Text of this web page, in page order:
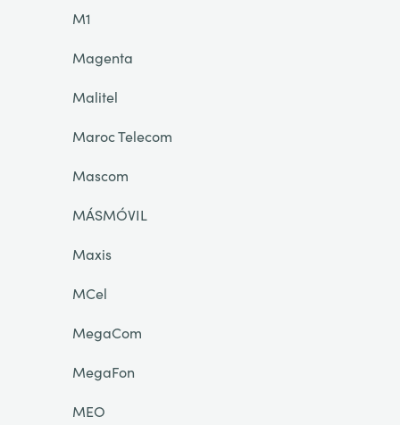
M1
Magenta
Malitel
Maroc Telecom
Mascom
MÁSMÓVIL
Maxis
MCel
MegaCom
MegaFon
MEO